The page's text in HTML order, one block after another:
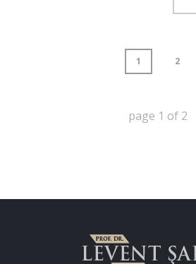
1 2
page 1 of 2